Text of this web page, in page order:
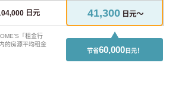
日元 41,300日元～
「租金行
的房源平均租金
节省60,000日元！